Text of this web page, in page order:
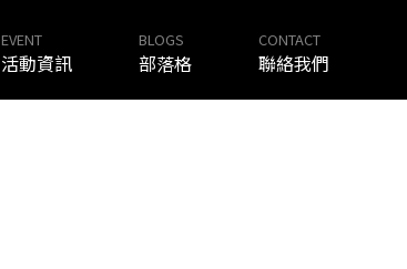
EVENT
活動資訊
BLOGS
部落格
CONTACT
聯絡我們
CONTACT